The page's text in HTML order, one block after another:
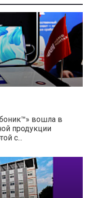
вошла в
продукции
с...